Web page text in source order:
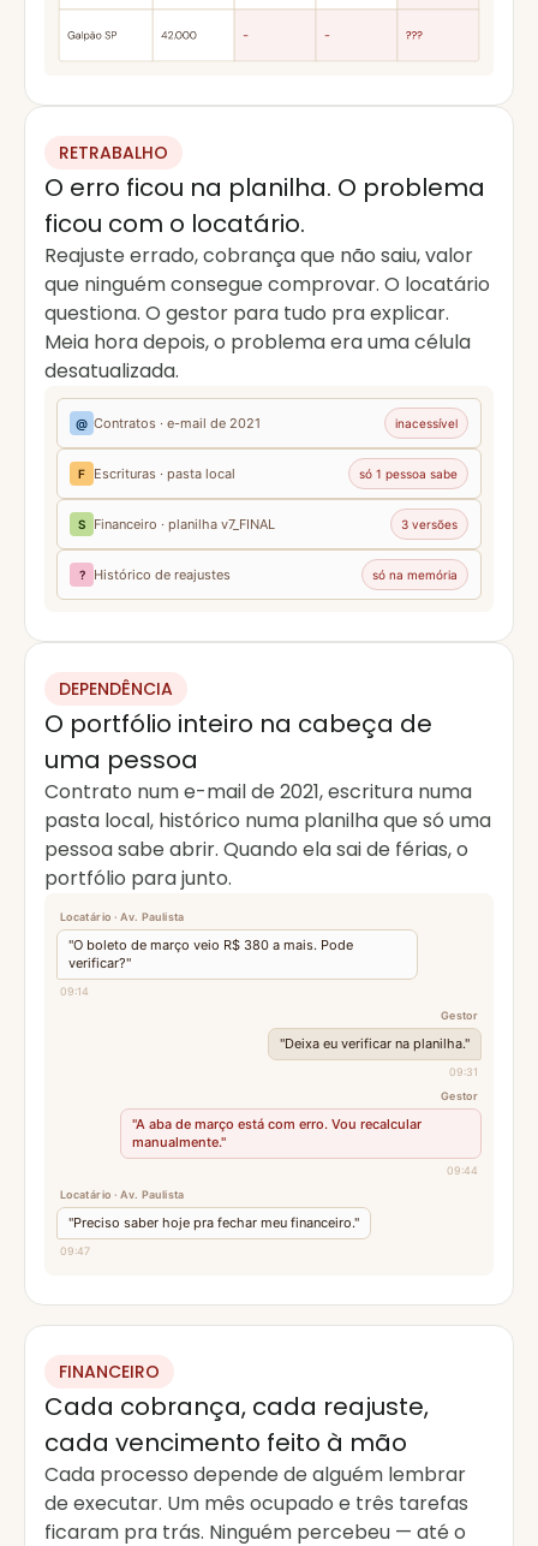
RETRABALHO
O erro ficou na planilha. O problema
ficou com o locatário.
Reajuste errado, cobrança que não saiu, valor
que ninguém consegue comprovar. O locatário
questiona. O gestor para tudo pra explicar.
Meia hora depois, o problema era uma célula
desatualizada.
@ Contratos · e-mail de 2021 inacessível
F Escrituras · pasta local só 1 pessoa sabe
S Financeiro · planilha v7_FINAL 3 versões
? Histórico de reajustes só na memória
DEPENDÊNCIA
O portfólio inteiro na cabeça de
uma pessoa
Contrato num e-mail de 2021, escritura numa
pasta local, histórico numa planilha que só uma
pessoa sabe abrir. Quando ela sai de férias, o
portfólio para junto.
Locatário · Av. Paulista
"O boleto de março veio R$ 380 a mais. Pode
verificar?"
09:14
Gestor
"Deixa eu verificar na planilha."
09:31
Gestor
"A aba de março está com erro. Vou recalcular
manualmente."
09:44
Locatário · Av. Paulista
"Preciso saber hoje pra fechar meu financeiro."
09:47
FINANCEIRO
Cada cobrança, cada reajuste,
cada vencimento feito à mão
Cada processo depende de alguém lembrar
de executar. Um mês ocupado e três tarefas
ficaram pra trás. Ninguém percebeu — até o